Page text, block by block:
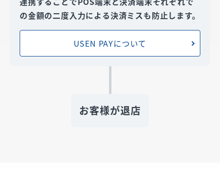
の金額の二度入力による決済ミスも防止します。
USEN PAYについて
お客様が退店